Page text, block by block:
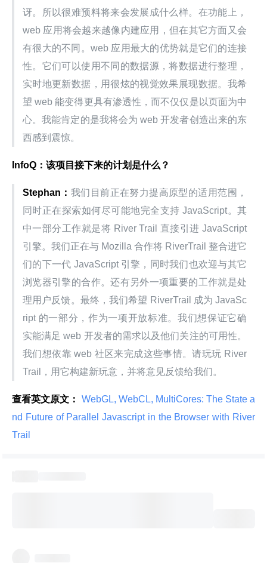
讶。所以很难预料将来会发展成什么样。在功能上，
web 应用将会越来越像内建应用，但在其它方面又会
有很大的不同。web 应用最大的优势就是它们的连接
性。它们可以使用不同的数据源，将数据进行整理，
实时地更新数据，用很炫的视觉效果展现数据。我希
望 web 能变得更具有渗透性，而不仅仅是以页面为中
心。我能肯定的是我将会为 web 开发者创造出来的东
西感到震惊。
InfoQ：该项目接下来的计划是什么？
Stephan： 我们目前正在努力提高原型的适用范围，
同时正在探索如何尽可能地完全支持 JavaScript。其
中一部分工作就是将 River Trail 直接引进 JavaScript
引擎。我们正在与 Mozilla 合作将 RiverTrail 整合进它
们的下一代 JavaScript 引擎，同时我们也欢迎与其它
浏览器引擎的合作。还有另外一项重要的工作就是处
理用户反馈。最终，我们希望 RiverTrail 成为 JavaSc
ript 的一部分，作为一项开放标准。我们想保证它确
实能满足 web 开发者的需求以及他们关注的可用性。
我们想依靠 web 社区来完成这些事情。请玩玩 River
Trail，用它构建新玩意，并将意见反馈给我们。
查看英文原文：
WebGL, WebCL, MultiCores: The State a
nd Future of Parallel Javascript in the Browser with River
Trail